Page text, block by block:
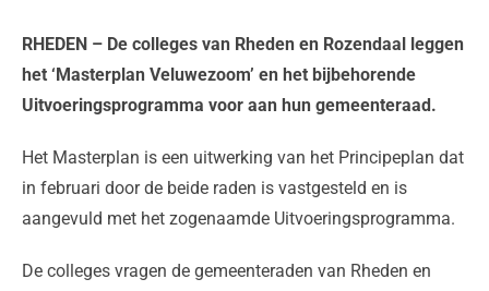
RHEDEN – De colleges van Rheden en Rozendaal leggen
het ‘Masterplan Veluwezoom’ en het bijbehorende
Uitvoeringsprogramma voor aan hun gemeenteraad.
Het Masterplan is een uitwerking van het Principeplan dat
in februari door de beide raden is vastgesteld en is
aangevuld met het zogenaamde Uitvoeringsprogramma.
De colleges vragen de gemeenteraden van Rheden en